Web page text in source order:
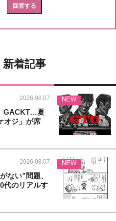
新着記事
2026.08.07
GACKT…夏
オジ」が席
NEW
2026.08.07
ない”問題、
代のリアルす
NEW